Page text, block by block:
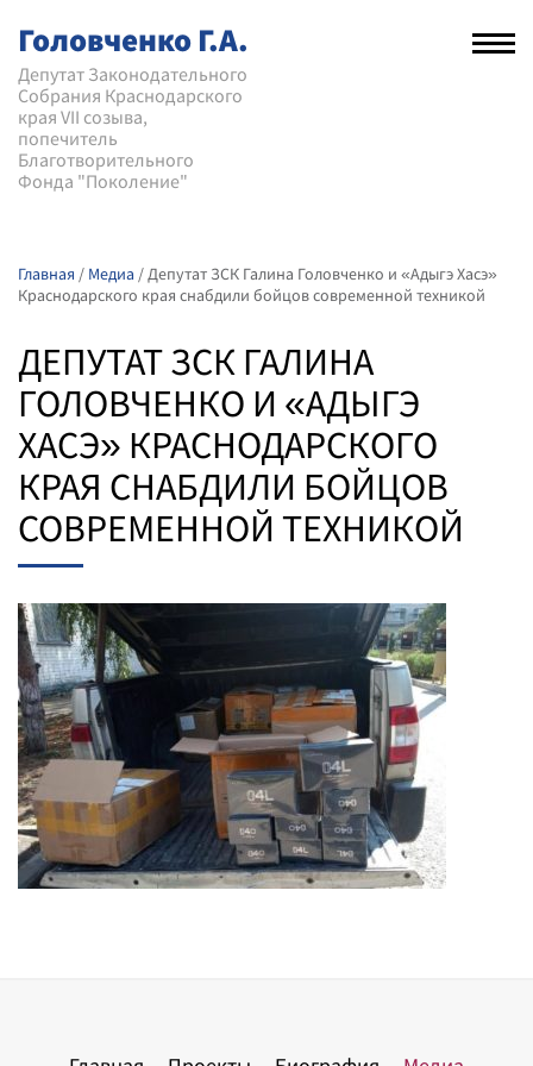
Головченко Г.А.
Депутат Законодательного
Собрания Краснодарского
края VII созыва,
попечитель
Благотворительного
Фонда "Поколение"
Главная / Медиа /Депутат ЗСК Галина Головченко и «Адыгэ Хасэ»
Краснодарского края снабдили бойцов современной техникой
ДЕПУТАТ ЗСК ГАЛИНА
ГОЛОВЧЕНКО И «АДЫГЭ
ХАСЭ» КРАСНОДАРСКОГО
КРАЯ СНАБДИЛИ БОЙЦОВ
СОВРЕМЕННОЙ ТЕХНИКОЙ